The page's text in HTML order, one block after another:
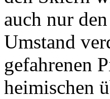
auch nur
Umstand
gefahrenen
heimischen